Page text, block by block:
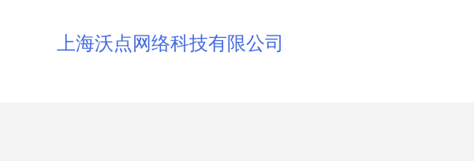
上海沃点网络科技有限公司